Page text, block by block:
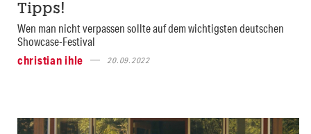
Tipps!
Wen man nicht verpassen sollte auf dem wichtigsten deutschen
Showcase-Festival
christian ihle
20.09.2022